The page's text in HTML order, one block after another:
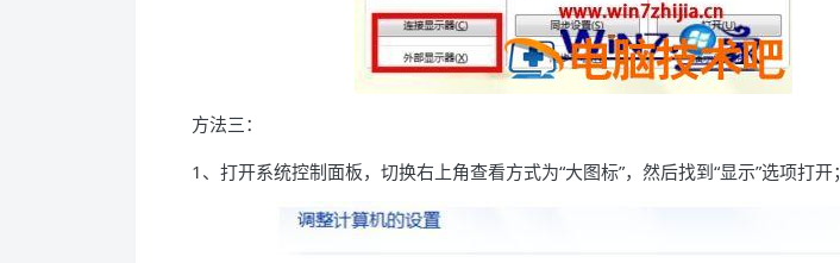
方法三：
1、打开系统控制面板，切换右上角查看方式为“大图标”，然后找到“显示”选项打开；